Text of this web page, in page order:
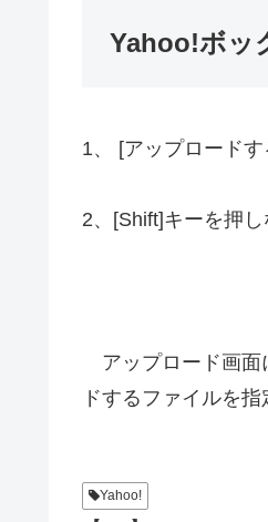
Yahoo!ボッ
1、 [アップロードす
2、[Shift]キーを押
アップロード画面
ドするファイルを指
Yahoo!